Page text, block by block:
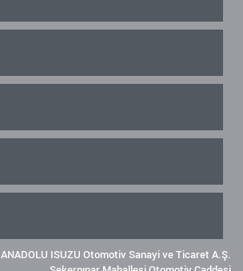
ANADOLU ISUZU Otomotiv Sanayi ve Ticaret A.Ş.